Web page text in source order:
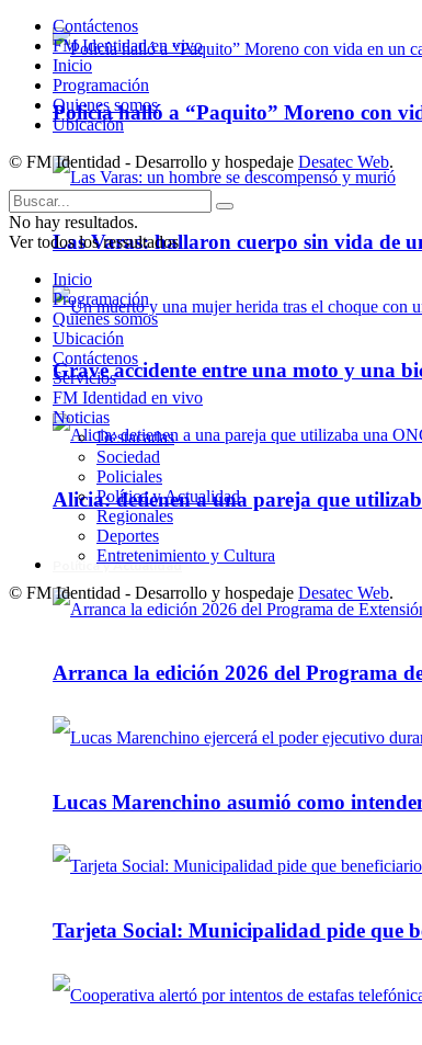
Policía halló a “Paquito” Moreno con
Las Varas: hallaron cuerpo sin vida de
Grave accidente entre una moto y una
Alicia: detienen a una pareja que
Política y Actualidad
Arranca la edición 2026 del Programa
Lucas Marenchino asumió como
Tarjeta Social: Municipalidad pide que
Contáctenos
FM Identidad en vivo
Inicio
Programación
Quienes somos
Ubicación
© FM Identidad - Desarrollo y hospedaje Desatec Web.
No hay resultados.
Ver todos los ressultados
Inicio
Programación
Quienes somos
Ubicación
Contáctenos
Servicios
FM Identidad en vivo
Noticias
Destacadas
Sociedad
Policiales
Política y Actualidad
Regionales
Deportes
Entretenimiento y Cultura
© FM Identidad - Desarrollo y hospedaje Desatec Web.